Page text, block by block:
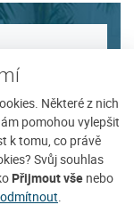
Některé z nich
pomohou vylepšit
k tomu, co právě
Svůj souhlas
Přijmout vše nebo
odmítnout.